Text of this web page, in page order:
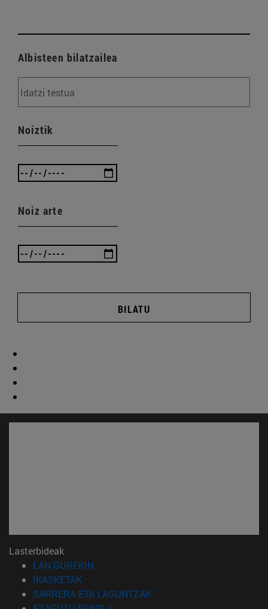
Albisteen bilatzailea
Noiztik
Noiz arte
BILATU
Lasterbideak
LAN GUREKIN
IKASKETAK(Beste leiho batean irekiko da)
SARRERA ETA LAGUNTZAK(Beste leiho batean irekiko